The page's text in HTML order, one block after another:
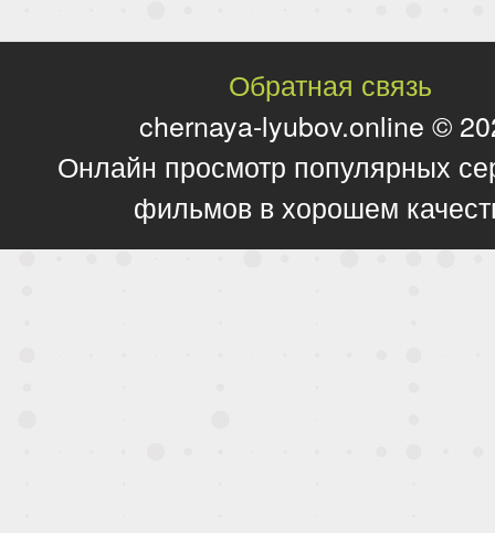
Обратная связь
chernaya-lyubov.online ©
Онлайн просмотр популярных
фильмов в хорошем